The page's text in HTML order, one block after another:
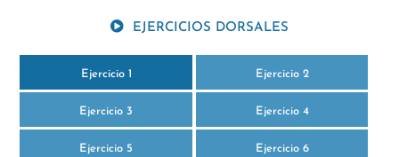
EJERCICIOS DORSALES
Ejercicio 1 Ejercicio 2
Ejercicio 3 Ejercicio 4
Ejercicio 5 Ejercicio 6